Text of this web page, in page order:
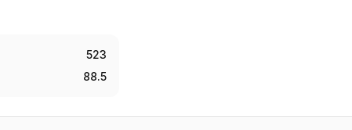
523
88.5